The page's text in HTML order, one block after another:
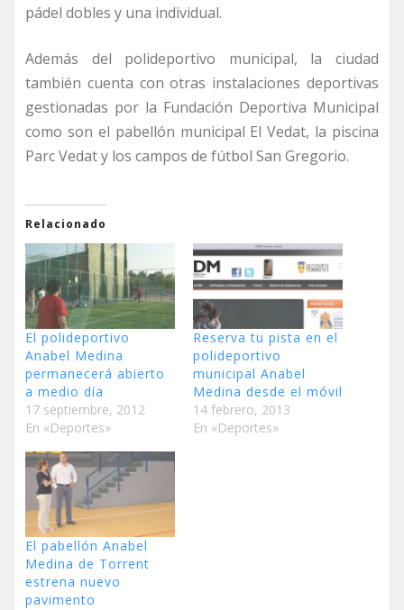
pádel dobles y una individual.
Además del polideportivo municipal, la ciudad
también cuenta con otras instalaciones deportivas
gestionadas por la Fundación Deportiva Municipal
como son el pabellón municipal El Vedat, la piscina
Parc Vedat y los campos de fútbol San Gregorio.
Relacionado
El polideportivo
Anabel Medina
permanecerá abierto
a medio día
17 septiembre, 2012
En «Deportes»
Reserva tu pista en el
polideportivo
municipal Anabel
Medina desde el móvil
14 febrero, 2013
En «Deportes»
El pabellón Anabel
Medina de Torrent
estrena nuevo
pavimento